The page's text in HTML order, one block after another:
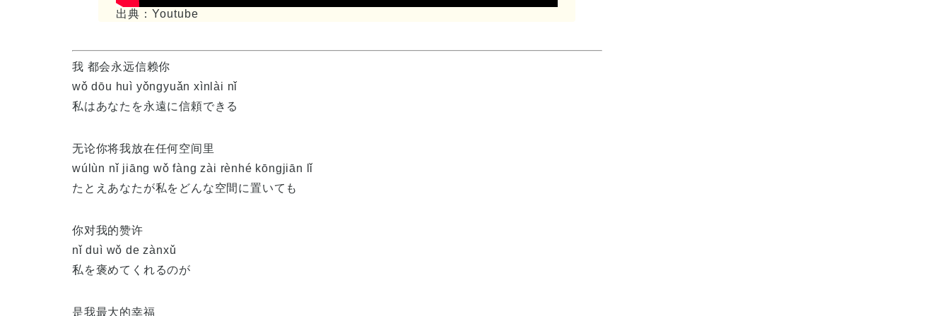
出典：Youtube
我 都会永远信赖你
wǒ dōu huì yǒngyuǎn xìnlài nǐ
私はあなたを永遠に信頼できる
无论你将我放在任何空间里
wúlùn nǐ jiāng wǒ fàng zài rènhé kōngjiān lǐ
たとえあなたが私をどんな空間に置いても
你对我的赞许
nǐ duì wǒ de zànxǔ
私を褒めてくれるのが
是我最大的幸福